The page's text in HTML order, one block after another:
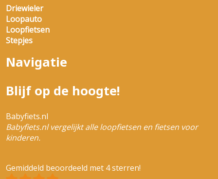
Driewieler
Loopauto
Loopfietsen
Stepjes
Navigatie
Blijf op de hoogte!
Babyfiets.nl
Babyfiets.nl vergelijkt alle loopfietsen en fietsen voor
kinderen.
Gemiddeld beoordeeld met 4 sterren!